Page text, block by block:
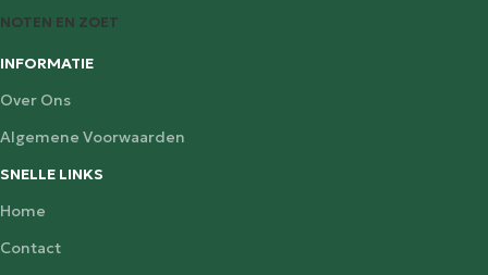
NOTEN EN ZOET
INFORMATIE
Over Ons
Algemene Voorwaarden
SNELLE LINKS
Home
Contact